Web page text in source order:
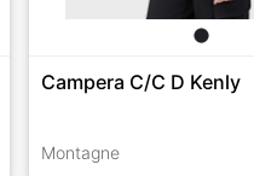
Campera C/C D Kenly
Montagne